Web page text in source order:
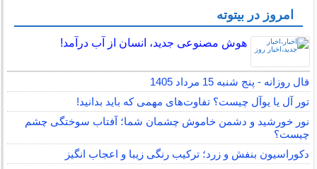
امروز در بیتوته
هوش مصنوعی جدید، انسان از آب درآمد!
فال روزانه - پنج شنبه 15 مرداد 1405
تور آل یا یوآل چیست؟ تفاوت‌های مهمی که باید بدانید!
نور خورشید و دشمن خاموش چشمان شما؛ آفتاب سوختگی چشم
چیست؟
دکوراسیون بنفش و زرد؛ ترکیب رنگی زیبا و اعجاب انگیز